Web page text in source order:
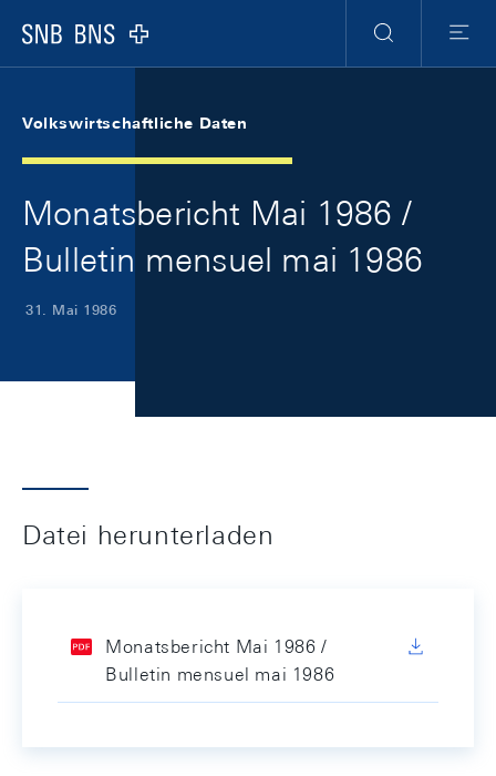
Logo
Suche
Menu
Volkswirtschaftliche Daten
Monatsbericht Mai 1986 /
Bulletin mensuel mai 1986
31. Mai 1986
Datei herunterladen
Monatsbericht Mai 1986 /
Bulletin mensuel mai 1986